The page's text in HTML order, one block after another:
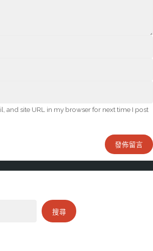
and site URL in my browser for next time I post
搜尋